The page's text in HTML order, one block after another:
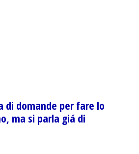
di domande per fare lo
ma si parla giá di